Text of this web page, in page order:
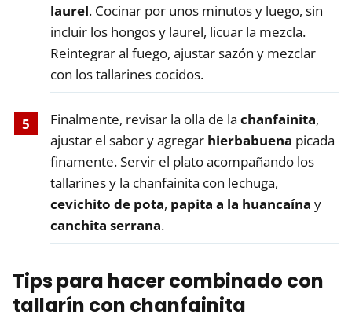
laurel. Cocinar por unos minutos y luego, sin
incluir los hongos y laurel, licuar la mezcla.
Reintegrar al fuego, ajustar sazón y mezclar
con los tallarines cocidos.
Finalmente, revisar la olla de la chanfainita,
ajustar el sabor y agregar hierbabuena picada
finamente. Servir el plato acompañando los
tallarines y la chanfainita con lechuga,
cevichito de pota, papita a la huancaína y
canchita serrana.
Tips para hacer combinado con
tallarín con chanfainita